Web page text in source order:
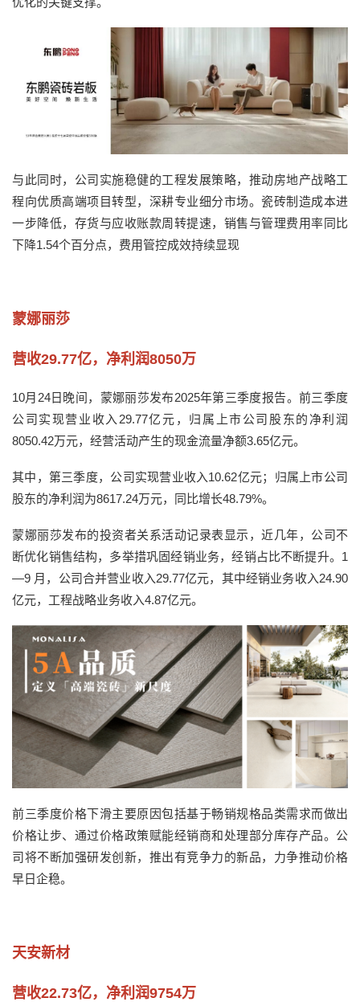
与此同时，公司实施稳健的工程发展策略，推动房地产战略工
程向优质高端项目转型，深耕专业细分市场。瓷砖制造成本进
一步降低，存货与应收账款周转提速，销售与管理费用率同比
下降1.54个百分点，费用管控成效持续显现
蒙娜丽莎
营收29.77亿，净利润8050万
10月24日晚间，蒙娜丽莎发布2025年第三季度报告。前三季度
公司实现营业收入29.77亿元，归属上市公司股东的净利润
8050.42万元，经营活动产生的现金流量净额3.65亿元。
其中，第三季度，公司实现营业收入10.62亿元；归属上市公司
股东的净利润为8617.24万元，同比增长48.79%。
蒙娜丽莎发布的投资者关系活动记录表显示，近几年，公司不
断优化销售结构，多举措巩固经销业务，经销占比不断提升。1
—9 月，公司合并营业收入29.77亿元，其中经销业务收入24.90
亿元，工程战略业务收入4.87亿元。
前三季度价格下滑主要原因包括基于畅销规格品类需求而做出
价格让步、通过价格政策赋能经销商和处理部分库存产品。公
司将不断加强研发创新，推出有竞争力的新品，力争推动价格
早日企稳。
天安新材
营收22.73亿，净利润9754万